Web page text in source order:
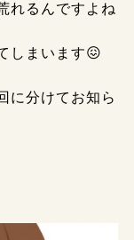
れるんですよね
しまいます😖
に分けてお知ら